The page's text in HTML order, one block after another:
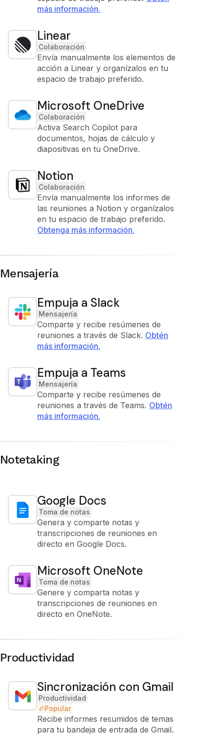
más información.
Linear
Colaboración
Envía manualmente los elementos de
acción a Linear y organízalos en tu
espacio de trabajo preferido.
Microsoft OneDrive
Colaboración
Activa Search Copilot para
documentos, hojas de cálculo y
diapositivas en tu OneDrive.
Notion
Colaboración
Envía manualmente los informes de
las reuniones a Notion y organízalos
en tu espacio de trabajo preferido.
Obtenga más información.
Mensajería
Empuja a Slack
Mensajería
Comparte y recibe resúmenes de
reuniones a través de Slack. Obtén
más información.
Empuja a Teams
Mensajería
Comparte y recibe resúmenes de
reuniones a través de Teams. Obtén
más información.
Notetaking
Google Docs
Toma de notas
Genera y comparte notas y
transcripciones de reuniones en
directo en Google Docs.
Microsoft OneNote
Toma de notas
Genere y comparta notas y
transcripciones de reuniones en
directo en OneNote.
Productividad
Sincronización con Gmail
Productividad
Popular
Recibe informes resumidos de temas
para tu bandeja de entrada de Gmail.